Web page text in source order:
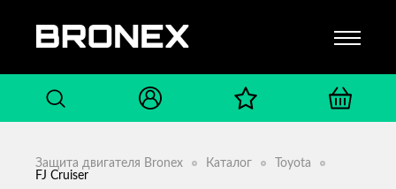
Защита двигателя Bronex Каталог
Toyota
FJ Cruiser